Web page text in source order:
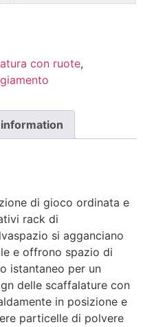
con ruote,
di gioco ordinata e
rack di
si agganciano
e offrono spazio di
istantaneo per un
delle scaffalature con
in posizione e
particelle di polvere